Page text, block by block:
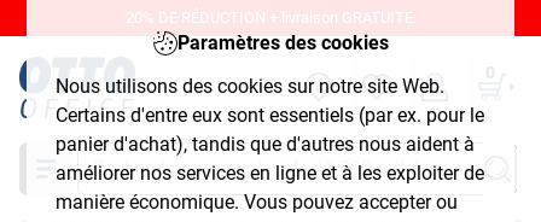
Paramètres des cookies
Nous utilisons des cookies sur notre site Web.
Certains d'entre eux sont essentiels (par ex. pour le
panier d'achat), tandis que d'autres nous aident à
améliorer nos services en ligne et à les exploiter de
manière économique. Vous pouvez accepter ou
20% DE RÉDUCTION + livraison GRATUITE.
0
Chercher